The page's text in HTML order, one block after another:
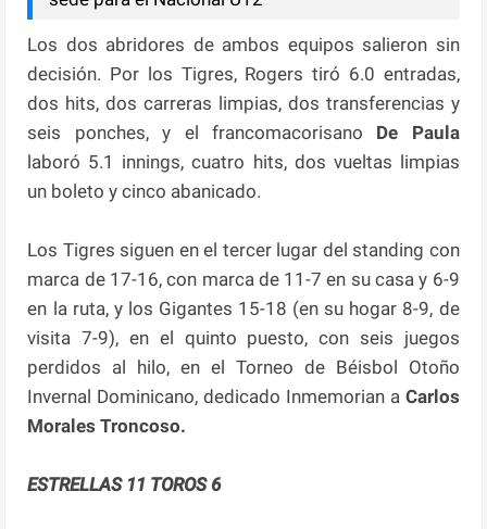
Los dos abridores de ambos equipos salieron sin
decisión. Por los Tigres, Rogers tiró 6.0 entradas,
dos hits, dos carreras limpias, dos transferencias y
seis ponches, y el francomacorisano De Paula
laboró 5.1 innings, cuatro hits, dos vueltas limpias
un boleto y cinco abanicado.
Los Tigres siguen en el tercer lugar del standing con
marca de 17-16, con marca de 11-7 en su casa y 6-9
en la ruta, y los Gigantes 15-18 (en su hogar 8-9, de
visita 7-9), en el quinto puesto, con seis juegos
perdidos al hilo, en el Torneo de Béisbol Otoño
Invernal Dominicano, dedicado Inmemorian a Carlos
Morales Troncoso.
ESTRELLAS 11 TOROS 6